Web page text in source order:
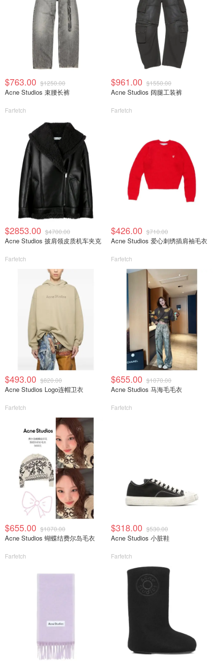
$763.00 $1250.00
Acne Studios 束腰长裤
Farfetch
$961.00 $1550.00
Acne Studios 阔腿工装裤
Farfetch
$2853.00 $4700.00
Acne Studios 披肩领皮质机车夹克
Farfetch
$426.00 $710.00
Acne Studios 爱心刺绣插肩袖毛衣
Farfetch
$493.00 $820.00
Acne Studios Logo连帽卫衣
Farfetch
$655.00 $1070.00
Acne Studios 马海毛毛衣
Farfetch
$655.00 $1070.00
Acne Studios 蝴蝶结费尔岛毛衣
Farfetch
$318.00 $530.00
Acne Studios 小脏鞋
Farfetch